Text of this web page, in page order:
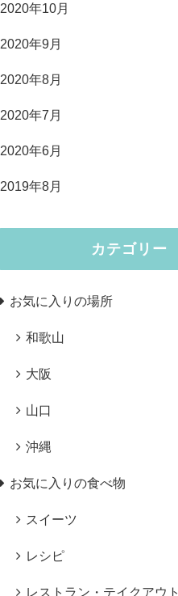
2020年10月
2020年9月
2020年8月
2020年7月
2020年6月
2019年8月
カテゴリー
お気に入りの場所
和歌山
大阪
山口
沖縄
お気に入りの食べ物
スイーツ
レシピ
レストラン・テイクアウト